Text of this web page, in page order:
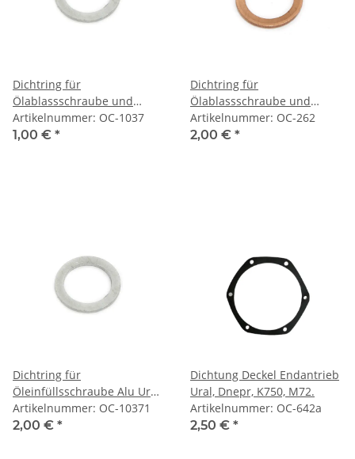
Dichtring für
Ölablassschraube und
Benzinhahn aus Alu.
Artikelnummer: OC-1037
1,00 € *
Dichtring für
Ölablassschraube und
Benzinhahn. kupfer.
Artikelnummer: OC-262
2,00 € *
Dichtring für
Öleinfüllsschraube Alu Ural
Dnepr K750 M72 650 750
Artikelnummer: OC-10371
2,00 € *
Dichtung Deckel Endantrieb
Ural, Dnepr, K750, M72.
Artikelnummer: OC-642a
2,50 € *